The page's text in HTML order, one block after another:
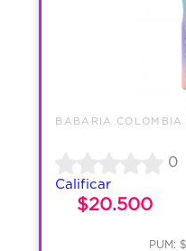
BABARIA COLOMBIA
0
Calificar
$20.500
PUM: